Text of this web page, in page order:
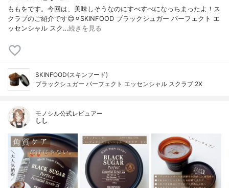
ももをです。今回は、美味しそうなのにすべすべになっちまったよ！ス
クラブのご紹介です😊⚪︎SKINFOOD ブラックシュガー パーフェクト エ
ッセンシャル スク…続きを見る
SKINFOOD(スキンフード)
ブラックシュガー パーフェクト エッセンシャル スクラブ 2X
モノシル公式レビュアー
しし